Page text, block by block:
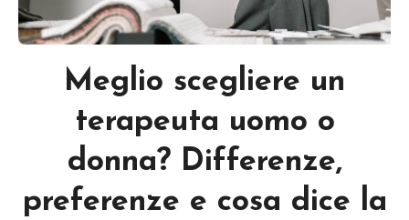
Meglio scegliere un
terapeuta uomo o
donna? Differenze,
preferenze e cosa dice la